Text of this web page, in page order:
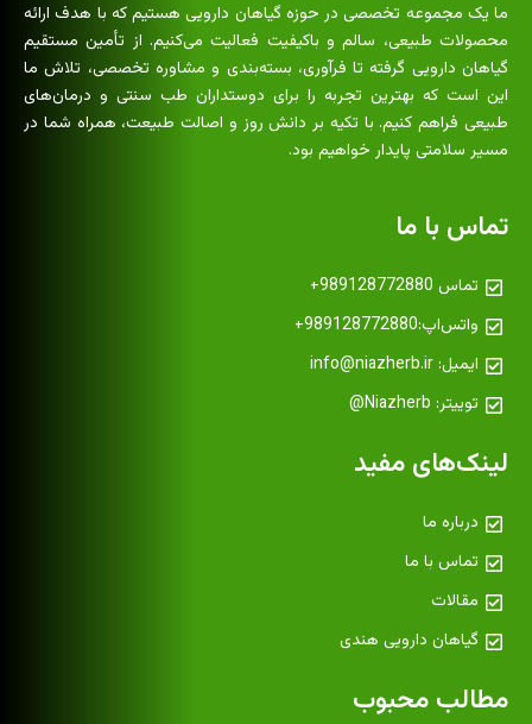
ما یک مجموعه تخصصی در حوزه گیاهان دارویی هستیم که با هدف ارائه
محصولات طبیعی، سالم و باکیفیت فعالیت می‌کنیم. از تأمین مستقیم
گیاهان دارویی گرفته تا فرآوری، بسته‌بندی و مشاوره تخصصی، تلاش ما
این است که بهترین تجربه را برای دوستداران طب سنتی و درمان‌های
طبیعی فراهم کنیم. با تکیه بر دانش روز و اصالت طبیعت، همراه شما در
مسیر سلامتی پایدار خواهیم بود.
تماس با ما
تماس 989128772880+
واتس‌اپ:989128772880+
ایمیل: info@niazherb.ir
توییتر: Niazherb@
لینک‌های مفید
درباره ما
تماس با ما
مقالات
گیاهان دارویی هندی
مطالب محبوب